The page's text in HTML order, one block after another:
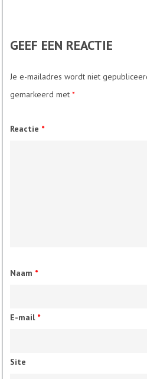
GEEF EEN REACTIE
Je e-mailadres wordt niet
gemarkeerd met*
Reactie *
Naam *
E-mail *
Site